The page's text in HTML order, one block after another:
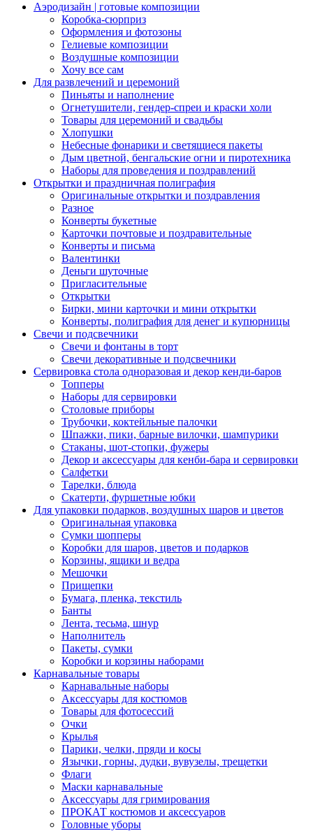
Аэродизайн | готовые композиции
Коробка-сюрприз
Оформления и фотозоны
Гелиевые композиции
Воздушные композиции
Хочу все сам
Для развлечений и церемоний
Пиньяты и наполнение
Огнетушители, гендер-спреи и краски холи
Товары для церемоний и свадьбы
Хлопушки
Небесные фонарики и светящиеся пакеты
Дым цветной, бенгальские огни и пиротехника
Наборы для проведения и поздравлений
Открытки и праздничная полиграфия
Оригинальные открытки и поздравления
Разное
Конверты букетные
Карточки почтовые и поздравительные
Конверты и письма
Валентинки
Деньги шуточные
Пригласительные
Открытки
Бирки, мини карточки и мини открытки
Конверты, полиграфия для денег и купюрницы
Свечи и подсвечники
Свечи и фонтаны в торт
Свечи декоративные и подсвечники
Сервировка стола одноразовая и декор кенди-баров
Топперы
Наборы для сервировки
Столовые приборы
Трубочки, коктейльные палочки
Шпажки, пики, барные вилочки, шампурики
Стаканы, шот-стопки, фужеры
Декор и аксессуары для кенби-бара и сервировки
Салфетки
Тарелки, блюда
Скатерти, фуршетные юбки
Для упаковки подарков, воздушных шаров и цветов
Оригинальная упаковка
Сумки шопперы
Коробки для шаров, цветов и подарков
Корзины, ящики и ведра
Мешочки
Прищепки
Бумага, пленка, текстиль
Банты
Лента, тесьма, шнур
Наполнитель
Пакеты, сумки
Коробки и корзины наборами
Карнавальные товары
Карнавальные наборы
Аксессуары для костюмов
Товары для фотосессий
Очки
Крылья
Парики, челки, пряди и косы
Язычки, горны, дудки, вувузелы, трещетки
Флаги
Маски карнавальные
Аксессуары для гримирования
ПРОКАТ костюмов и аксессуаров
Головные уборы